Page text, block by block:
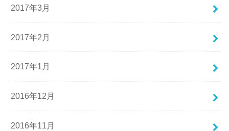
2017年3月
2017年2月
2017年1月
2016年12月
2016年11月